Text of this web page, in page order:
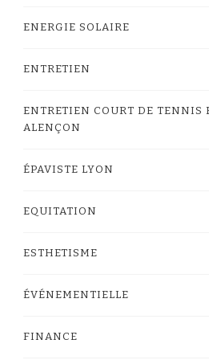
ENERGIE SOLAIRE
ENTRETIEN
ENTRETIEN COURT DE TENNIS
ALENÇON
ÉPAVISTE LYON
EQUITATION
ESTHETISME
ÉVÉNEMENTIELLE
FINANCE